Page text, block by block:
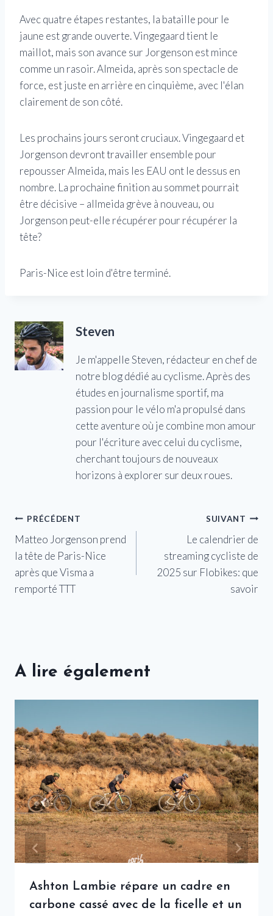
Avec quatre étapes restantes, la bataille pour le
jaune est grande ouverte. Vingegaard tient le
maillot, mais son avance sur Jorgenson est mince
comme un rasoir. Almeida, après son spectacle de
force, est juste en arrière en cinquième, avec l'élan
clairement de son côté.
Les prochains jours seront cruciaux. Vingegaard et
Jorgenson devront travailler ensemble pour
repousser Almeida, mais les EAU ont le dessus en
nombre. La prochaine finition au sommet pourrait
être décisive – allmeida grève à nouveau, ou
Jorgenson peut-elle récupérer pour récupérer la
tête?
Paris-Nice est loin d'être terminé.
Steven
Je m'appelle Steven, rédacteur en chef de
notre blog dédié au cyclisme. Après des
études en journalisme sportif, ma
passion pour le vélo m'a propulsé dans
cette aventure où je combine mon amour
pour l'écriture avec celui du cyclisme,
cherchant toujours de nouveaux
horizons à explorer sur deux roues.
Navigation
de
l’article
PRÉCÉDENT
Matteo Jorgenson prend
la tête de Paris-Nice
après que Visma a
remporté TTT
SUIVANT
Le calendrier de
streaming cycliste de
2025 sur Flobikes: que
savoir
A lire également
Ashton Lambie répare un cadre en
carbone cassé avec de la ficelle et un